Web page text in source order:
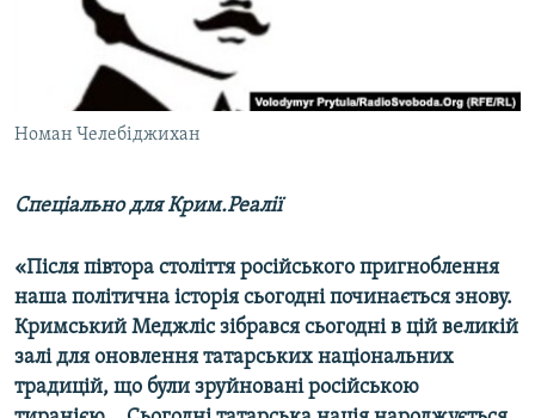
СВІДЧЕННЯ ОКУПАЦІЇ
УКРАЇНСЬКА ПРОБЛЕМА КРИМУ
ІНФОГРАФІКА
Qırımtatar
ДОЛУЧАЙСЯ!
Усі сайти RFE/RL
Номан Челебіджихан
Спеціально для Крим.Реалії
«Після півтора століття російського пригноблення
наша політична історія сьогодні починається знову.
Кримський Меджліс зібрався сьогодні в цій великій
залі для оновлення татарських національних
традицій, що були зруйновані російською